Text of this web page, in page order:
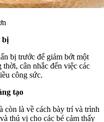
bị
bị trước để giảm bớt một
cân nhắc đến việc các
công sức.
tạo
còn là về cách bày trí và trình
thú vị cho các bé cảm thấy